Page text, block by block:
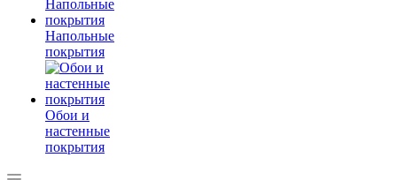
Напольные
покрытия
Обои и
настенные
покрытия